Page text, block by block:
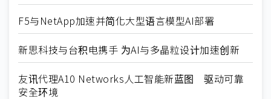
F5与NetApp加速并简化大型语言模型AI部署
新思科技与台积电携手 为AI与多晶粒设计加速创新
友讯代理A10 Networks人工智能新蓝图 驱动可靠
安全环境